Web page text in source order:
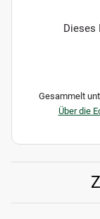
Dieses
Gesammelt
Über die